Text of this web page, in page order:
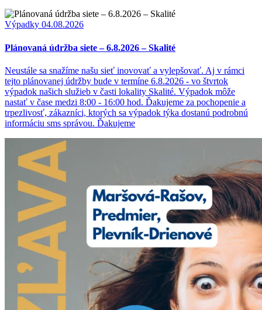
Výpadky 04.08.2026
Plánovaná údržba siete – 6.8.2026 – Skalité
Neustále sa snažíme našu sieť inovovať a vylepšovať. Aj v rámci
tejto plánovanej údržby bude v termíne 6.8.2026 - vo štvrtok
výpadok našich služieb v časti lokality Skalité. Výpadok môže
nastať v čase medzi 8:00 - 16:00 hod. Ďakujeme za pochopenie a
trpezlivosť, zákazníci, ktorých sa výpadok týka dostanú podrobnú
informáciu sms správou. Ďakujeme